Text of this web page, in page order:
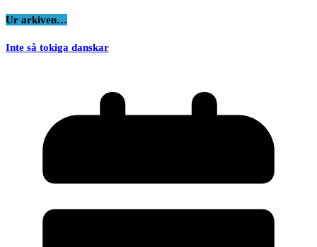
Ur arkiven…
Inte så tokiga danskar